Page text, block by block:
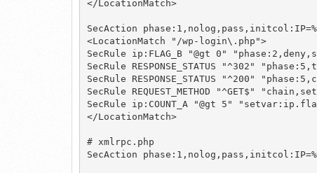
</LocationMatch>
SecAction
<LocationMatch "/wp-login\.php">
SecRule ip:FLAG_B "@gt 0"
SecRule RESPONSE_STATUS "^302"
SecRule RESPONSE_STATUS "^200"
SecRule REQUEST_METHOD "^GET$"
SecRule ip:COUNT_A "@gt 5"
</LocationMatch>
# xmlrpc.php
SecAction